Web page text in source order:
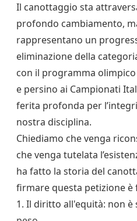
Il canottaggio sta
profondo cambiamento,
rappresentano un
eliminazione della
con il programma
e persino ai Campionati
ferita profonda per
nostra disciplina.
Chiediamo che venga
che venga tutelata
ha fatto la storia del
firmare questa petizione è
1. Il diritto all'equità: non è